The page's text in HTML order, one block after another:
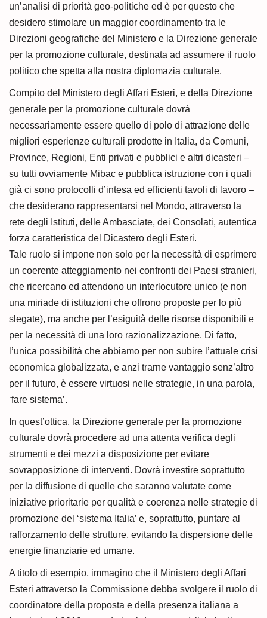
un’analisi di priorità geo-politiche ed è per questo che
desidero stimolare un maggior coordinamento tra le
Direzioni geografiche del Ministero e la Direzione generale
per la promozione culturale, destinata ad assumere il ruolo
politico che spetta alla nostra diplomazia culturale.
Compito del Ministero degli Affari Esteri, e della Direzione
generale per la promozione culturale dovrà
necessariamente essere quello di polo di attrazione delle
migliori esperienze culturali prodotte in Italia, da Comuni,
Province, Regioni, Enti privati e pubblici e altri dicasteri –
su tutti ovviamente Mibac e pubblica istruzione con i quali
già ci sono protocolli d’intesa ed efficienti tavoli di lavoro –
che desiderano rappresentarsi nel Mondo, attraverso la
rete degli Istituti, delle Ambasciate, dei Consolati, autentica
forza caratteristica del Dicastero degli Esteri.
Tale ruolo si impone non solo per la necessità di esprimere
un coerente atteggiamento nei confronti dei Paesi stranieri,
che ricercano ed attendono un interlocutore unico (e non
una miriade di istituzioni che offrono proposte per lo più
slegate), ma anche per l’esiguità delle risorse disponibili e
per la necessità di una loro razionalizzazione. Di fatto,
l’unica possibilità che abbiamo per non subire l’attuale crisi
economica globalizzata, e anzi trarne vantaggio senz’altro
per il futuro, è essere virtuosi nelle strategie, in una parola,
‘fare sistema’.
In quest’ottica, la Direzione generale per la promozione
culturale dovrà procedere ad una attenta verifica degli
strumenti e dei mezzi a disposizione per evitare
sovrapposizione di interventi. Dovrà investire soprattutto
per la diffusione di quelle che saranno valutate come
iniziative prioritarie per qualità e coerenza nelle strategie di
promozione del ‘sistema Italia’ e, soprattutto, puntare al
rafforzamento delle strutture, evitando la dispersione delle
energie finanziarie ed umane.
A titolo di esempio, immagino che il Ministero degli Affari
Esteri attraverso la Commissione debba svolgere il ruolo di
coordinatore della proposta e della presenza italiana a